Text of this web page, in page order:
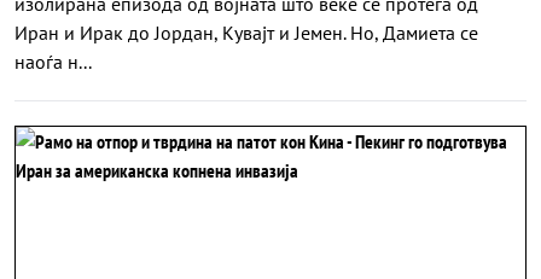
Иран и Ирак до Јордан, Кувајт и Јемен. Но, Дамиета се
наоѓа н...